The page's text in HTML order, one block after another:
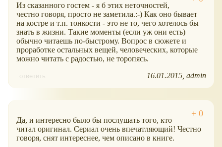
Из сказанного гостем - я б этих неточностей,
честно говоря, просто не заметила.:-) Как оно бывает
на костре и т.п. тонкости - это не то, чего хотелось бы
знать в жизни. Такие моменты (если уж они есть)
обычно читаешь по-быстрому. Вопрос в сюжете и
проработке остальных вещей, человеческих, которые
можно читать с радостью, не торопясь.
ответить 16.01.2015 admin
Да, и интересно было бы послушать того, кто
читал оригинал. Сериал очень впечатляющий! Честно
говоря, снят интереснее, чем описано в книге.